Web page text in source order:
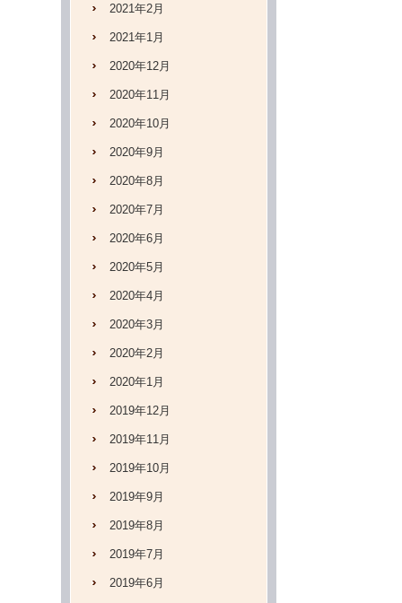
2021年2月
2021年1月
2020年12月
2020年11月
2020年10月
2020年9月
2020年8月
2020年7月
2020年6月
2020年5月
2020年4月
2020年3月
2020年2月
2020年1月
2019年12月
2019年11月
2019年10月
2019年9月
2019年8月
2019年7月
2019年6月